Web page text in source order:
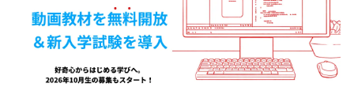
み
込
み